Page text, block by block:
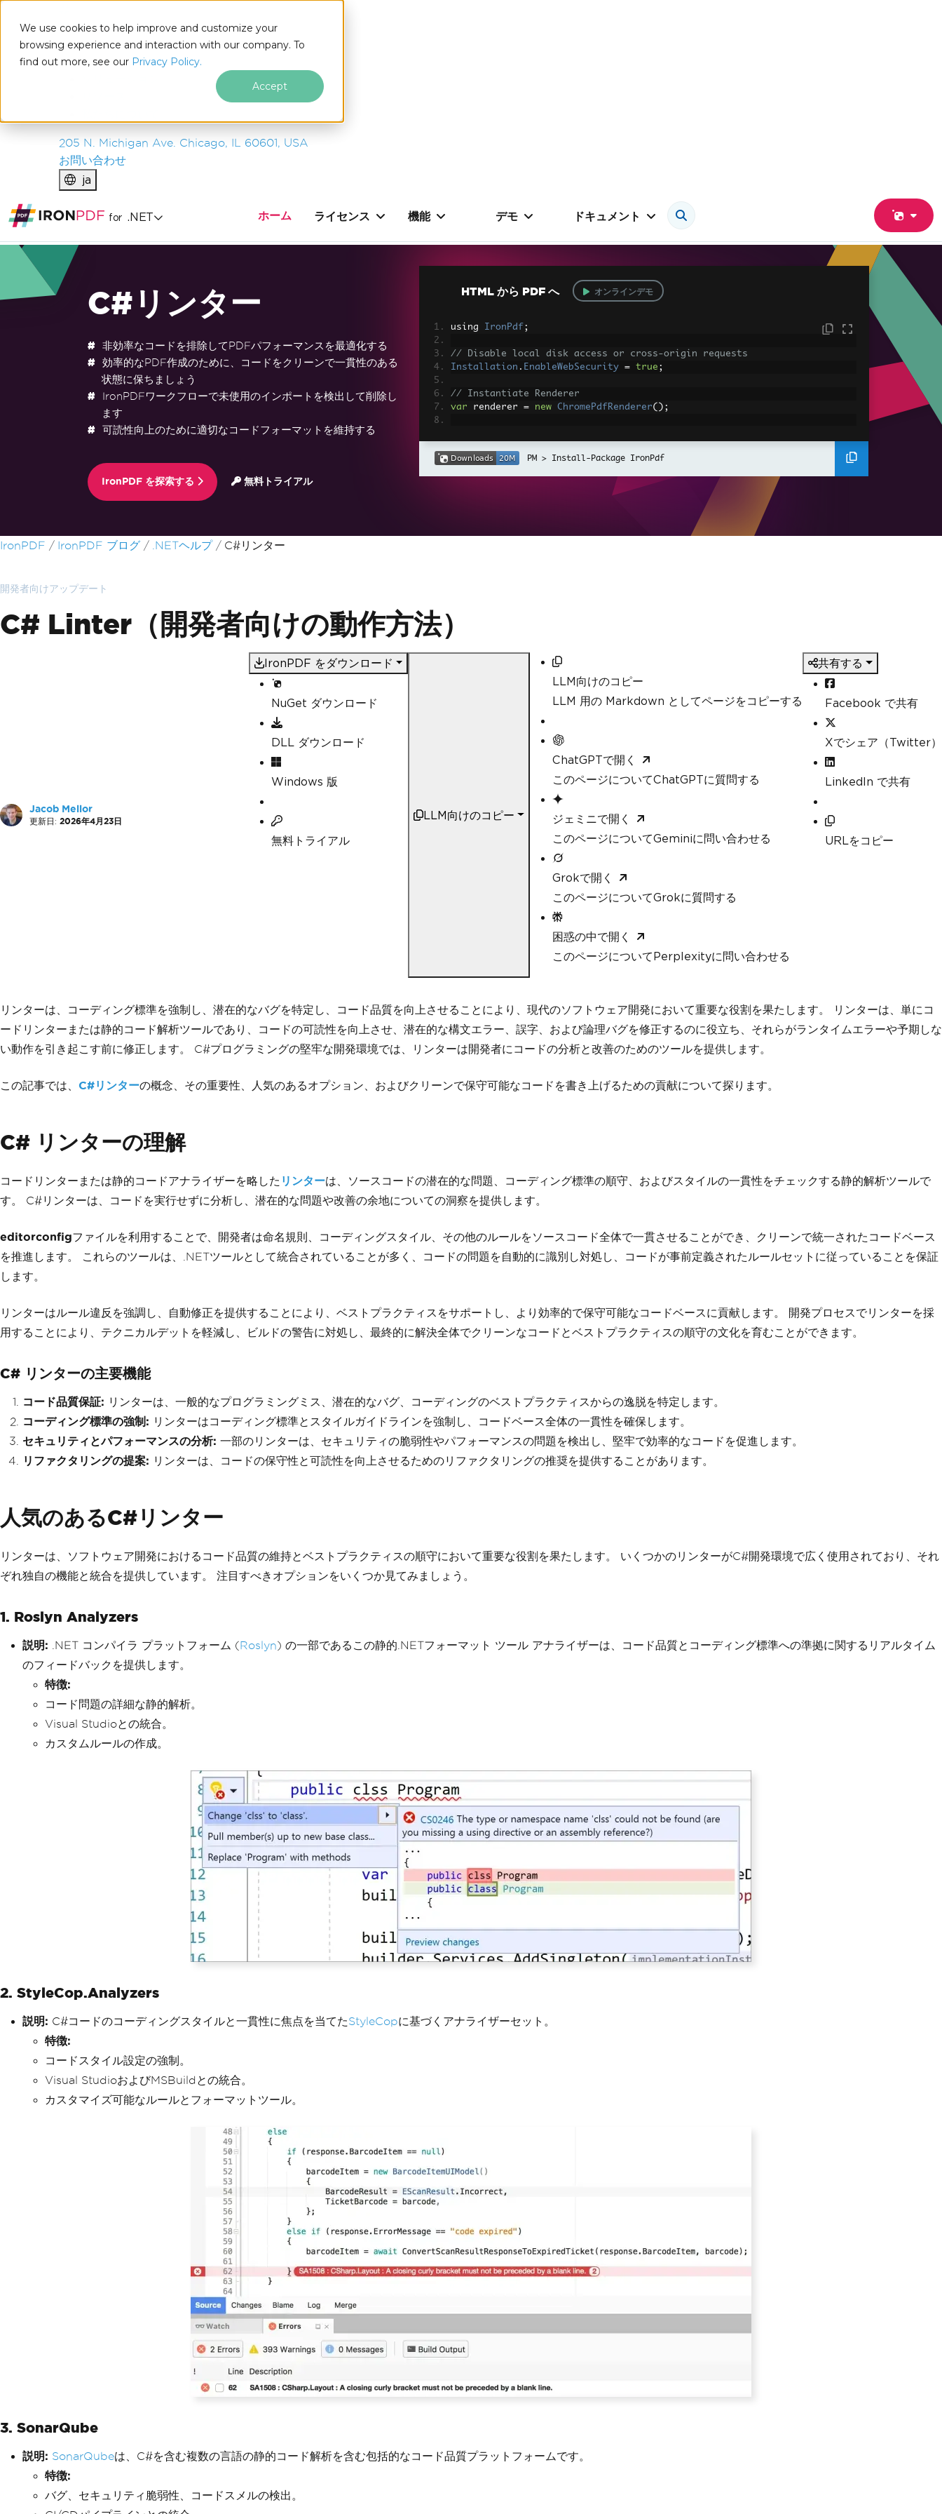
We use cookies to help improve and customize your
browsing experience and interaction with our company. To
find out more, see our Privacy Policy.
Accept
IRONSOFTWARE
製品
エンタープライズ
205 N. Michigan Ave. Chicago, IL 60601, USA
お問い合わせ
ja
for .NET ホーム ライセンス 機能 デモ ドキュメント
C#リンター
非効率なコードを排除してPDFパフォーマンスを最適化する
効率的なPDF作成のために、コードをクリーンで一貫性のある
状態に保ちましょう
IronPDFワークフローで未使用のインポートを検出して削除し
ます
可読性向上のために適切なコードフォーマットを維持する
IronPDF を探索する 無料トライアル
HTML から PDF へ オンラインデモ
using IronPdf ;
// Disable local disk access or cross-origin requests
Installation . EnableWebSecurity = true ;
// Instantiate Renderer
var renderer = new ChromePdfRenderer();
// Load external html assets: Images, CSS and JavaScript.
Install-Package IronPdf
フッターコンテンツにスキップ
IronPDF IronPDF ブログ .NETヘルプ C#リンター
開発者向けアップデート
C# Linter（開発者向けの動作方法）
Jacob Mellor
更新日: 2026年4月23日
IronPDF をダウンロード
NuGet ダウンロード
DLL ダウンロード
Windows 版
無料トライアル
LLM向けのコピー
LLM向けのコピー
LLM 用の Markdown としてページをコピーする
ChatGPTで開く
このページについてChatGPTに質問する
ジェミニで開く
このページについてGeminiに問い合わせる
Grokで開く
このページについてGrokに質問する
困惑の中で開く
このページについてPerplexityに問い合わせる
共有する
Facebook で共有
Xでシェア（Twitter）
LinkedIn で共有
URLをコピー
リンターは、コーディング標準を強制し、潜在的なバグを特定し、コード品質を向上させることにより、現代のソフトウェア開発において重要な役割を果たします。 リンターは、単にコ
ードリンターまたは静的コード解析ツールであり、コードの可読性を向上させ、潜在的な構文エラー、誤字、および論理バグを修正するのに役立ち、それらがランタイムエラーや予期しな
い動作を引き起こす前に修正します。 C#プログラミングの堅牢な開発環境では、リンターは開発者にコードの分析と改善のためのツールを提供します。
この記事では、 C#リンターの概念、その重要性、人気のあるオプション、およびクリーンで保守可能なコードを書き上げるための貢献について探ります。
C# リンターの理解
コードリンターまたは静的コードアナライザーを略した リンターは、ソースコードの潜在的な問題、コーディング標準の順守、およびスタイルの一貫性をチェックする静的解析ツールで
す。 C#リンターは、コードを実行せずに分析し、潜在的な問題や改善の余地についての洞察を提供します。
editorconfigファイルを利用することで、開発者は命名規則、コーディングスタイル、その他のルールをソースコード全体で一貫させることができ、クリーンで統一されたコードベース
を推進します。 これらのツールは、.NETツールとして統合されていることが多く、コードの問題を自動的に識別し対処し、コードが事前定義されたルールセットに従っていることを保証
します。
リンターはルール違反を強調し、自動修正を提供することにより、ベストプラクティスをサポートし、より効率的で保守可能なコードベースに貢献します。 開発プロセスでリンターを採
用することにより、テクニカルデットを軽減し、ビルドの警告に対処し、最終的に解決全体でクリーンなコードとベストプラクティスの順守の文化を育むことができます。
C# リンターの主要機能
コード品質保証: リンターは、一般的なプログラミングミス、潜在的なバグ、コーディングのベストプラクティスからの逸脱を特定します。
コーディング標準の強制: リンターはコーディング標準とスタイルガイドラインを強制し、コードベース全体の一貫性を確保します。
セキュリティとパフォーマンスの分析: 一部のリンターは、セキュリティの脆弱性やパフォーマンスの問題を検出し、堅牢で効率的なコードを促進します。
リファクタリングの提案: リンターは、コードの保守性と可読性を向上させるためのリファクタリングの推奨を提供することがあります。
人気のあるC#リンター
リンターは、ソフトウェア開発におけるコード品質の維持とベストプラクティスの順守において重要な役割を果たします。 いくつかのリンターがC#開発環境で広く使用されており、それ
ぞれ独自の機能と統合を提供しています。 注目すべきオプションをいくつか見てみましょう。
1. Roslyn Analyzers
説明: .NET コンパイラ プラットフォーム (Roslyn) の一部であるこの静的.NETフォーマット ツール アナライザーは、コード品質とコーディング標準への準拠に関するリアルタイム
のフィードバックを提供します。
特徴:
コード問題の詳細な静的解析。
Visual Studioとの統合。
カスタムルールの作成。
2. StyleCop.Analyzers
説明: C#コードのコーディングスタイルと一貫性に焦点を当てたStyleCopに基づくアナライザーセット。
特徴:
コードスタイル設定の強制。
Visual StudioおよびMSBuildとの統合。
カスタマイズ可能なルールとフォーマットツール。
3. SonarQube
説明: SonarQubeは、C#を含む複数の言語の静的コード解析を含む包括的なコード品質プラットフォームです。
特徴:
バグ、セキュリティ脆弱性、コードスメルの検出。